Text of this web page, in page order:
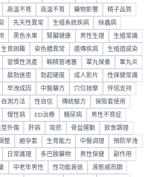
高溫不育 高温不育 藥物影響 精子品質
先天性異常 生殖系統疾病 絲蟲病
黑色水果 腎臟健康 男性生理 生殖常識
生育困難 染色體異常 遺傳疾病 生殖道感染
習慣性流產 輸精管堵塞 睪丸保養 睾丸炎
晨勃迷思 勃起硬度 成人影片 性保健常識
早洩成因 中醫藥方 穴位按摩 伴侶支持
自測方法 性自信 傳統驗方 保險套使用
慢性病 ED治療 糖尿病 男性不育症
莖外傷 肝病 吸菸 骨盆運動 飲食調理
整 避孕套 生育能力 中醫调理 預防早洩
日常護理 多巴胺藥物 男性保健 副作用
中老年男性 性功能衰退 液態威而鋼